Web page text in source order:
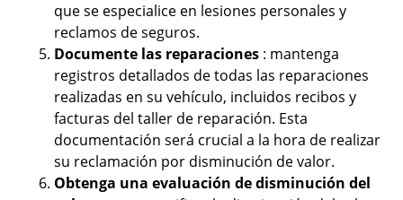
que se especialice en lesiones personales y
reclamos de seguros.
Documente las reparaciones : mantenga
registros detallados de todas las reparaciones
realizadas en su vehículo, incluidos recibos y
facturas del taller de reparación. Esta
documentación será crucial a la hora de realizar
su reclamación por disminución de valor.
Obtenga una evaluación de disminución del